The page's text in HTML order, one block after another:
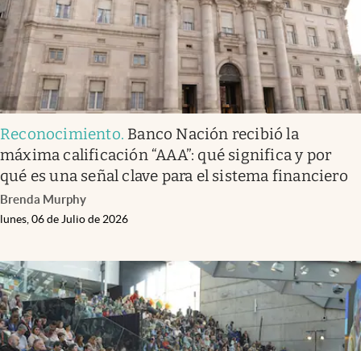
Reconocimiento. Banco Nación recibió la
máxima calificación “AAA”: qué significa y por
qué es una señal clave para el sistema financiero
Brenda Murphy
lunes, 06 de Julio de 2026